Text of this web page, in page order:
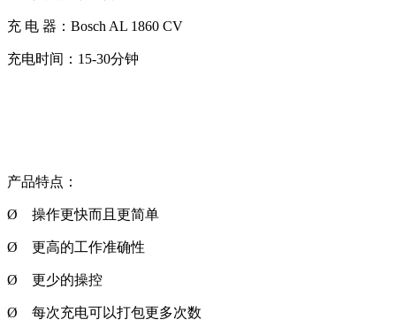
充 电 器：Bosch AL 1860 CV
充电时间：15-30分钟
产品特点：
Ø 操作更快而且更简单
Ø 更高的工作准确性
Ø 更少的操控
Ø 每次充电可以打包更多次数